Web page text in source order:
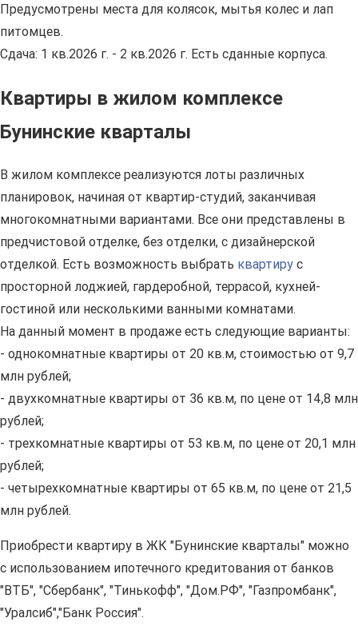
Предусмотрены места для колясок, мытья колес и лап
питомцев.
Сдача: 1 кв.2026 г. - 2 кв.2026 г. Есть сданные корпуса.
Квартиры в жилом комплексе
Бунинские кварталы
В жилом комплексе реализуются лоты различных
планировок, начиная от квартир-студий, заканчивая
многокомнатными вариантами. Все они представлены в
предчистовой отделке, без отделки, с дизайнерской
отделкой. Есть возможность выбрать квартиру с
просторной лоджией, гардеробной, террасой, кухней-
гостиной или несколькими ванными комнатами.
На данный момент в продаже есть следующие варианты:
- однокомнатные квартиры от 20 кв.м, стоимостью от 9,7
млн рублей;
- двухкомнатные квартиры от 36 кв.м, по цене от 14,8 млн
рублей;
- трехкомнатные квартиры от 53 кв.м, по цене от 20,1 млн
рублей;
- четырехкомнатные квартиры от 65 кв.м, по цене от 21,5
млн рублей.
Приобрести квартиру в ЖК "Бунинские кварталы" можно
с использованием ипотечного кредитования от банков
"ВТБ", "Сбербанк", "Тинькофф", "Дом.РФ", "Газпромбанк",
"Уралсиб","Банк Россия".